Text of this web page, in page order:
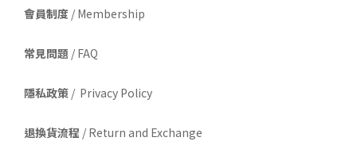
會員制度 / Membership
常見問題 / FAQ
隱私政策 / Privacy Policy
退換貨流程 / Return and Exchange